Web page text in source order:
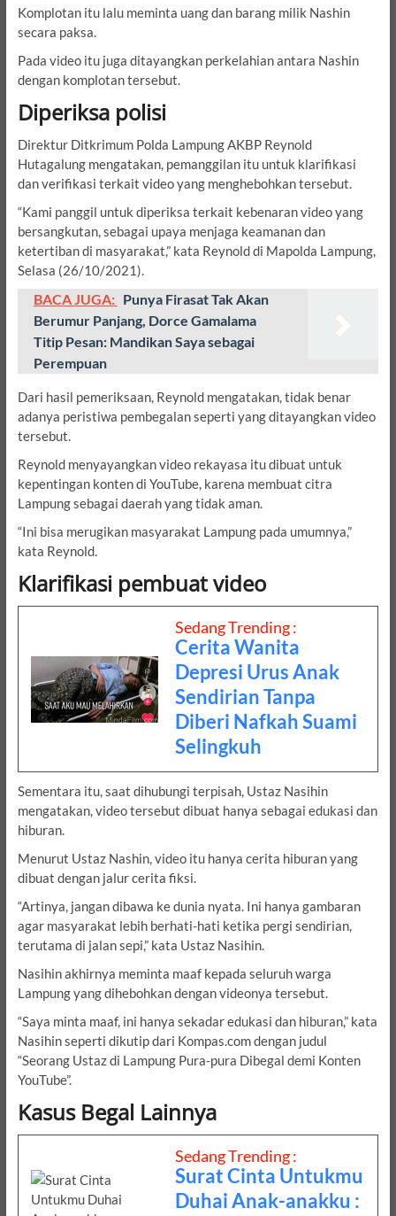
Komplotan itu lalu meminta uang dan barang milik Nashin
secara paksa.
Pada video itu juga ditayangkan perkelahian antara Nashin
dengan komplotan tersebut.
Diperiksa polisi
Direktur Ditkrimum Polda Lampung AKBP Reynold
Hutagalung mengatakan, pemanggilan itu untuk klarifikasi
dan verifikasi terkait video yang menghebohkan tersebut.
“Kami panggil untuk diperiksa terkait kebenaran video yang
bersangkutan, sebagai upaya menjaga keamanan dan
ketertiban di masyarakat,” kata Reynold di Mapolda Lampung,
Selasa (26/10/2021).
BACA JUGA: Punya Firasat Tak Akan
Berumur Panjang, Dorce Gamalama
Titip Pesan: Mandikan Saya sebagai
Perempuan
Dari hasil pemeriksaan, Reynold mengatakan, tidak benar
adanya peristiwa pembegalan seperti yang ditayangkan video
tersebut.
Reynold menyayangkan video rekayasa itu dibuat untuk
kepentingan konten di YouTube, karena membuat citra
Lampung sebagai daerah yang tidak aman.
“Ini bisa merugikan masyarakat Lampung pada umumnya,”
kata Reynold.
Klarifikasi pembuat video
Sedang Trending :
Cerita Wanita
Depresi Urus Anak
Sendirian Tanpa
Diberi Nafkah Suami
Selingkuh
Sementara itu, saat dihubungi terpisah, Ustaz Nasihin
mengatakan, video tersebut dibuat hanya sebagai edukasi dan
hiburan.
Menurut Ustaz Nashin, video itu hanya cerita hiburan yang
dibuat dengan jalur cerita fiksi.
“Artinya, jangan dibawa ke dunia nyata. Ini hanya gambaran
agar masyarakat lebih berhati-hati ketika pergi sendirian,
terutama di jalan sepi,” kata Ustaz Nasihin.
Nasihin akhirnya meminta maaf kepada seluruh warga
Lampung yang dihebohkan dengan videonya tersebut.
“Saya minta maaf, ini hanya sekadar edukasi dan hiburan,” kata
Nasihin seperti dikutip dari Kompas.com dengan judul
“Seorang Ustaz di Lampung Pura-pura Dibegal demi Konten
YouTube”.
Kasus Begal Lainnya
Sedang Trending :
Surat Cinta Untukmu
Duhai Anak-anakku :